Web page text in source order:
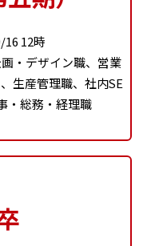
12時
・デザイン職、営業
生産管理職、社内SE
・総務・経理職